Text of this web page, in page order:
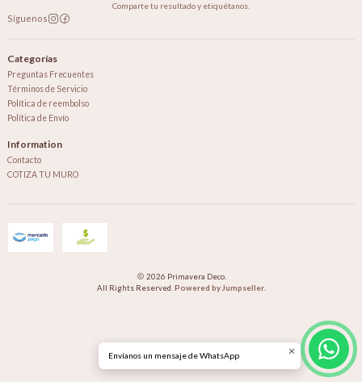
Comparte tu resultado y etiquétanos.
Síguenos
Categorías
Preguntas Frecuentes
Términos de Servicio
Política de reembolso
Política de Envío
Information
Contacto
COTIZA TU MURO
2026 Primavera Deco.
All Rights Reserved. Powered by Jumpseller.
Envíanos un mensaje de WhatsApp